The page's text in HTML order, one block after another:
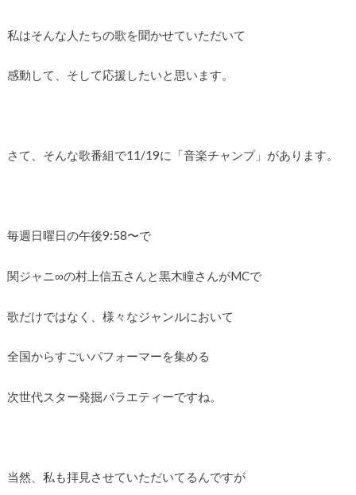
私はそんな人たちの歌を聞かせていただいて
感動して、そして応援したいと思います。
さて、そんな歌番組で11/19に「音楽チャンプ」があります。
毎週日曜日の午後9:58〜で
関ジャニ∞の村上信五さんと黒木瞳さんがMCで
歌だけではなく、様々なジャンルにおいて
全国からすごいパフォーマーを集める
次世代スター発掘バラエティーですね。
当然、私も拝見させていただいてるんですが